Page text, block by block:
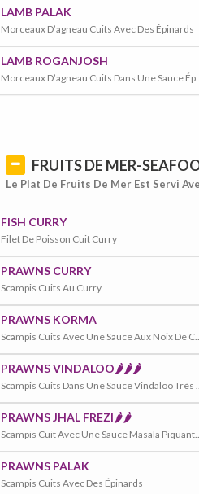
LAMB PALAK
Morceaux D’agneau Cuits Avec Des Épinards
LAMB ROGANJOSH
Morceaux D’agneau Cuits
FRUITS DE MER-
Le Plat De Fruits De Mer Est Servi
FISH CURRY
Filet De Poisson Cuit Curry
PRAWNS CURRY
Scampis Cuits Au Curry
PRAWNS KORMA
Scampis Cuits Avec
PRAWNS VINDALOO🌶️🌶️🌶️
Scampis Cuits Dans
PRAWNS JHAL FREZI🌶️🌶️
Scampis Cuit Avec Une
PRAWNS PALAK
Scampis Cuits Avec Des Épinards